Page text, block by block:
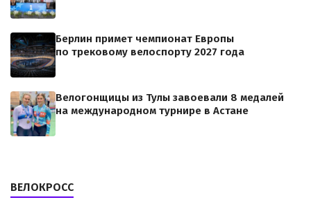
Берлин примет чемпионат Европы
по трековому велоспорту 2027 года
Велогонщицы из Тулы завоевали 8 медалей
на международном турнире в Астане
ВЕЛОКРОСС